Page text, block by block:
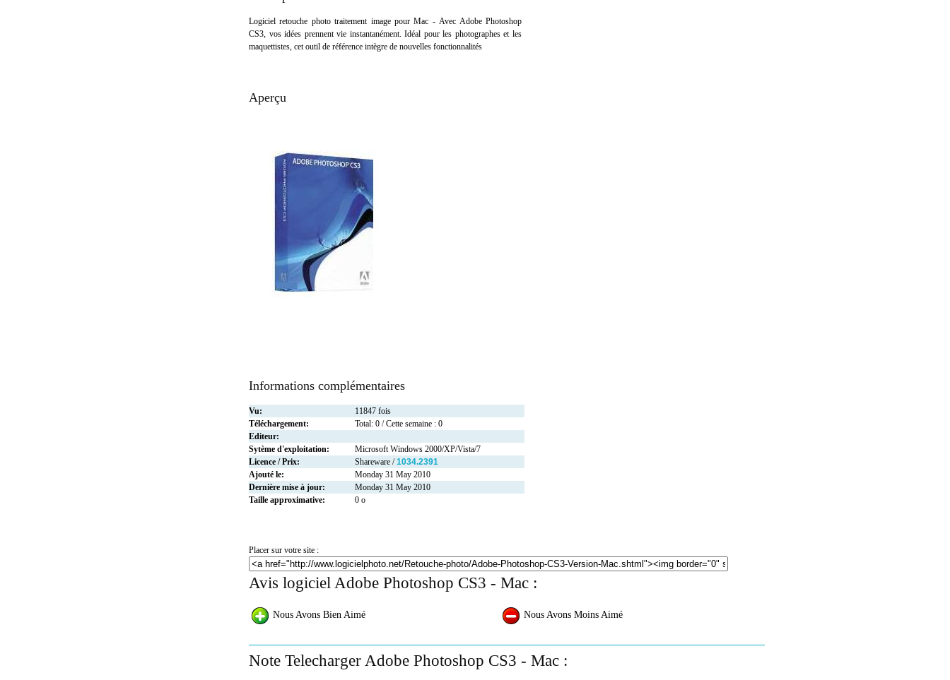
Logiciel retouche photo traitement image pour Mac - Avec Adobe Photoshop
CS3, vos idées prennent vie instantanément. Idéal pour les photographes et les
maquettistes, cet outil de référence intègre de nouvelles fonctionnalités
Aperçu
Informations complémentaires
Vu:
11847 fois
Téléchargement:
Total: 0 / Cette semaine : 0
Editeur:
Sytème d'exploitation:
Microsoft Windows 2000/XP/Vista/7
Licence / Prix:
Shareware /1034.2391
Ajouté le:
Monday 31 May 2010
Dernière mise à jour:
Monday 31 May 2010
Taille approximative:
0 o
Placer sur votre site :
Avis logiciel Adobe Photoshop CS3 - Mac :
Nous Avons Bien Aimé Nous Avons Moins Aimé
Note Telecharger Adobe Photoshop CS3 - Mac :